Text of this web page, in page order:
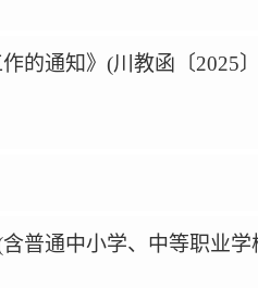
的通知》 (川教函〔2025〕
含普通中小学、中等职业